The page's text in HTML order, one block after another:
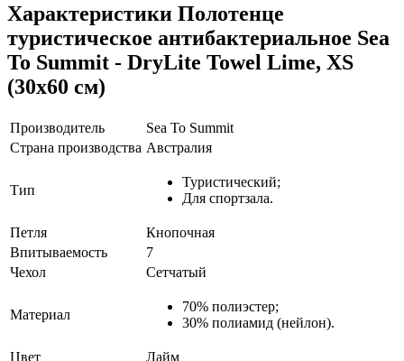
Характеристики Полотенце
туристическое антибактериальное Sea
To Summit - DryLite Towel Lime, XS
(30x60 см)
Производитель
Sea To Summit
Страна производства Австралия
Тип
Туристический;
Для спортзала.
Петля
Кнопочная
Впитываемость
7
Чехол
Сетчатый
Материал
70% полиэстер;
30% полиамид (нейлон).
Цвет
Лайм